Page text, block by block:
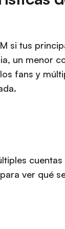
si tus
un menor
fans y
ver qué